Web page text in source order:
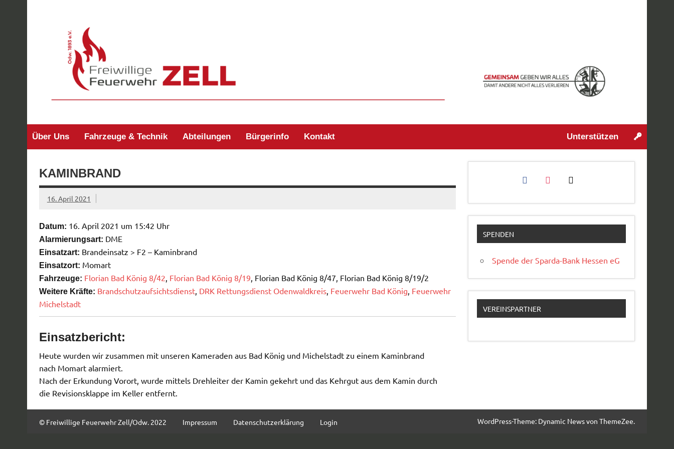
Über Uns Fahrzeuge & Technik Abteilungen Bürgerinfo Kontakt Unterstützen
KAMINBRAND
16. April 2021
Datum: 16. April 2021 um 15:42 Uhr
Alarmierungsart: DME
Einsatzart: Brandeinsatz > F2 – Kaminbrand
Einsatzort: Momart
Fahrzeuge: Florian Bad König 8/42 Florian Bad König 8/19 , Florian Bad König 8/47, Florian Bad König 8/19/2
Weitere Kräfte: Brandschutzaufsichtsdienst, DRK Rettungsdienst Odenwaldkreis, Feuerwehr Bad König Feuerwehr
Michelstadt
Einsatzbericht:
Heute wurden wir zusammen mit unseren Kameraden aus Bad König und Michelstadtzu einem Kaminbrand
nach Momartalarmiert.
Nach der Erkundung Vorort, wurde mittels Drehleiter der Kamin gekehrt und das Kehrgut aus dem Kamin durch
die Revisionsklappe im Keller entfernt.
facebookinstagram
mail
SPENDEN
Spende der Sparda-Bank Hessen eG
VEREINSPARTNER
© Freiwillige Feuerwehr Zell/Odw. 2022 Impressum Datenschutzerklärung Login WordPress-Theme: Dynamic News von ThemeZee.